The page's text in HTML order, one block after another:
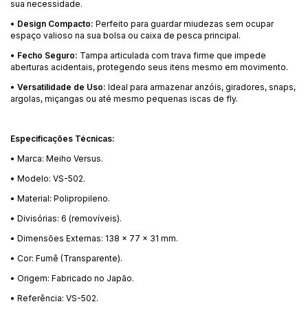
sua necessidade.
• Design Compacto: Perfeito para guardar miudezas sem ocupar
espaço valioso na sua bolsa ou caixa de pesca principal.
• Fecho Seguro: Tampa articulada com trava firme que impede
aberturas acidentais, protegendo seus itens mesmo em movimento.
• Versatilidade de Uso: Ideal para armazenar anzóis, giradores, snaps,
argolas, miçangas ou até mesmo pequenas iscas de fly.
Especificações Técnicas:
• Marca: Meiho Versus.
• Modelo: VS-502.
• Material: Polipropileno.
• Divisórias: 6 (removíveis).
• Dimensões Externas: 138 x 77 x 31 mm.
• Cor: Fumê (Transparente).
• Origem: Fabricado no Japão.
• Referência: VS-502.